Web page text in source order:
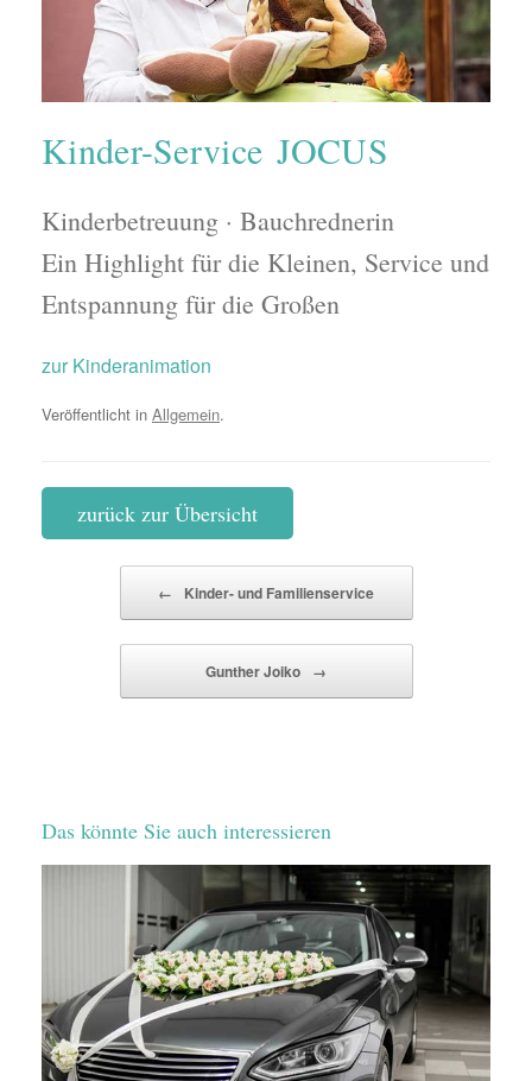
Kinder-Service JOCUS
Kinderbetreuung · Bauchrednerin
Ein Highlight für die Kleinen, Service und
Entspannung für die Großen
zur Kinderanimation
Veröffentlicht in Allgemein.
zurück zur Übersicht
← Kinder- und Familienservice
Gunther Joiko →
Das könnte Sie auch interessieren